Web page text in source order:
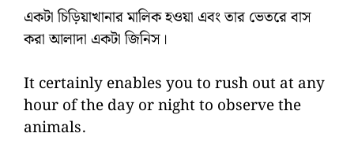
একটা চিড়িয়াখানার মালিক হওয়া এবং তার ভেতরে বাস
করা আলাদা একটা জিনিস।
It certainly enables you to rush out at any
hour of the day or night to observe the
animals.